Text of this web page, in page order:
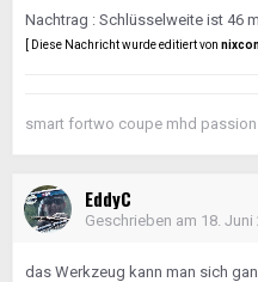
Nachtrag : Schlüsselweite ist 46
[ Diese Nachricht wurde editiert von
smart fortwo coupe mhd passion
EddyC
Geschrieben am 18. Juni
das Werkzeug kann man sich